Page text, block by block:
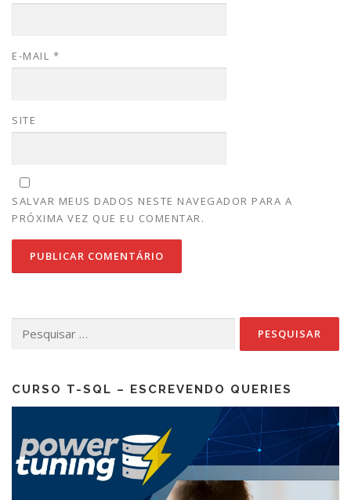
E-MAIL *
SITE
SALVAR MEUS DADOS NESTE NAVEGADOR PARA A
PRÓXIMA VEZ QUE EU COMENTAR.
por:
CURSO T-SQL – ESCREVENDO QUERIES